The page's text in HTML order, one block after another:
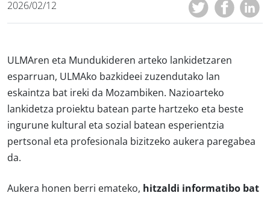
2026/02/12
ULMAren eta Mundukideren arteko lankidetzaren
esparruan, ULMAko bazkideei zuzendutako lan
eskaintza bat ireki da Mozambiken. Nazioarteko
lankidetza proiektu batean parte hartzeko eta beste
ingurune kultural eta sozial batean esperientzia
pertsonal eta profesionala bizitzeko aukera paregabea
da.
Aukera honen berri emateko, hitzaldi informatibo bat